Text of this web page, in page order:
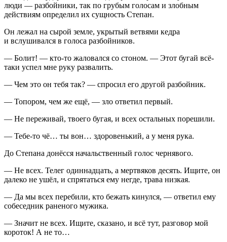
люди — разбойники, так по грубым голосам и злобным
действиям определил их сущность Степан.
Он лежал на сырой земле, укрытый ветвями кедра
и вслушивался в голоса разбойников.
— Болит! — кто-то жаловался со стоном. — Этот бугай всё-
таки успел мне руку развалить.
— Чем это он тебя так? — спросил его другой разбойник.
— Топором, чем же ещё, — зло ответил первый.
— Не переживай, твоего бугая, и всех остальных порешили.
— Тебе-то чё… ты вон… здоровенький, а у меня рука.
До Степана донёсся начальственный голос чернявого.
— Не всех. Телег одиннадцать, а мертвяков десять. Ищите, он
далеко не ушёл, и спрятаться ему негде, трава низкая.
— Да мы всех перебили, кто бежать кинулся, — ответил ему
собеседник раненого мужика.
— Значит не всех. Ищите, сказано, и всё тут, разговор мой
короток! А не то…